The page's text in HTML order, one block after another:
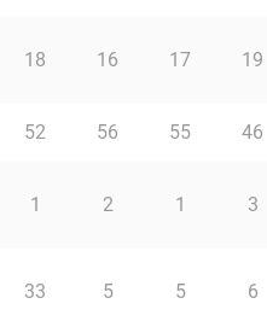
18 16 17 19
52 56 55 46
1 2 1 3
33 5 5 6